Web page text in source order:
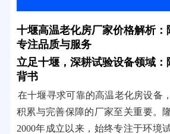
十堰高温老化房厂家价格解析：
专注品质与服务
立足十堰，深耕试验设备领域
背书
在十堰寻求可靠的高温老化房设备
积累与完善保障的厂家至关重要。
2000年成立以来，始终专注于环境